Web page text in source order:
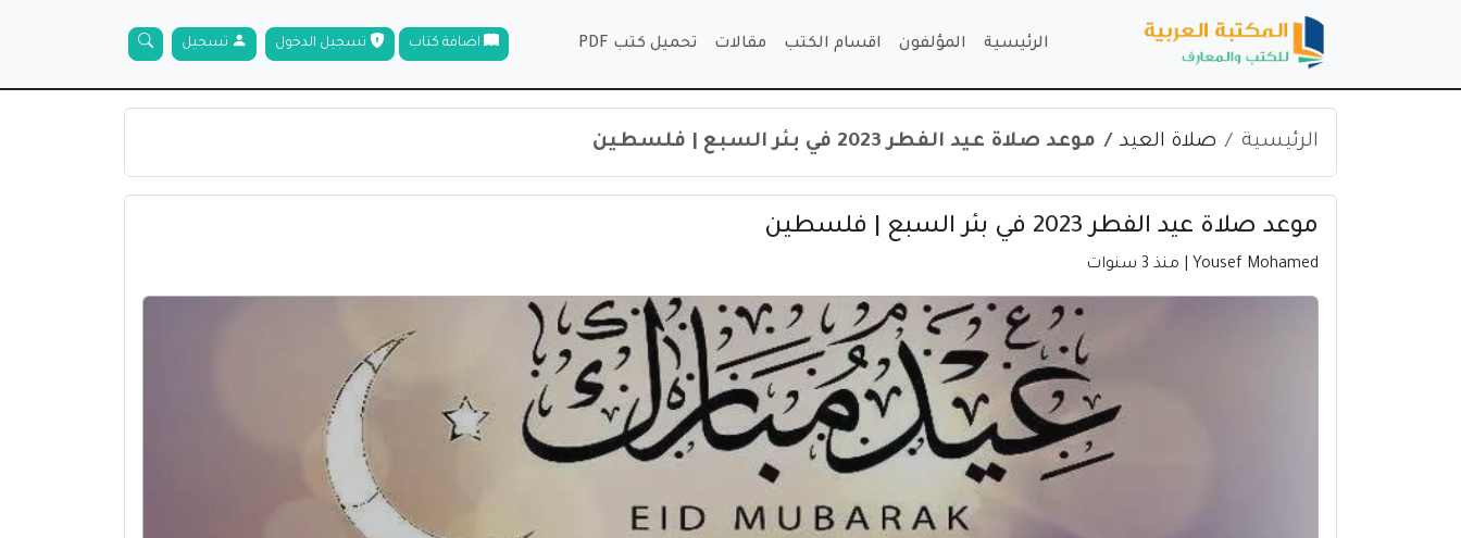
الرئيسية المؤلفون اقسام الكتب مقالات تحميل كتب PDF
الرئيسية صلاة العيد موعد صلاة عيد الفطر 2023 في بئر السبع | فلسطين
موعد صلاة عيد الفطر 2023 في بئر السبع | فلسطين
Yousef Mohamed | منذ 3 سنوات